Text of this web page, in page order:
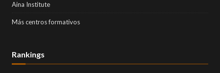
Aina Institute
Más centros formativos
Rankings